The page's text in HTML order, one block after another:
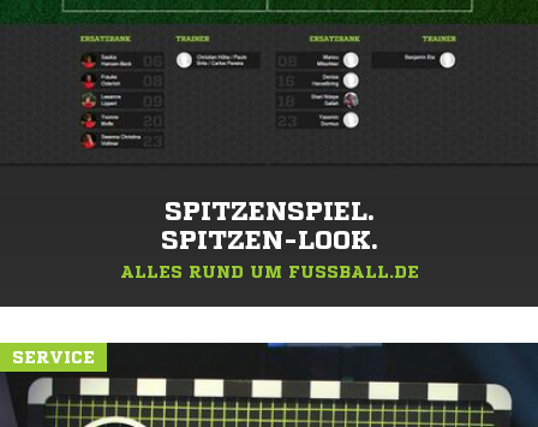
SPITZENSPIEL.
SPITZEN-LOOK.
ALLES RUND UM FUSSBALL.DE
SERVICE